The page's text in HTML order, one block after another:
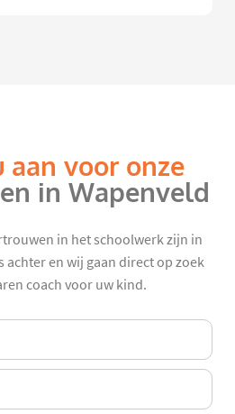
aan voor onze
in Wapenveld
in het schoolwerk zijn in
achter en wij gaan direct op zoek
coach voor uw kind.